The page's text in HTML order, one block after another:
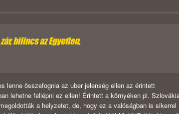
bilincs az Egyetlen,
lenne összefognia az uber jelenség ellen az érintett
lehetne fellépni ez ellen! Érintett a környéken pl.
a helyzetet, de, hogy ez a valóságban is sikerrel